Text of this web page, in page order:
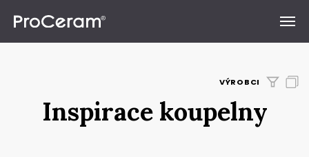
Inspirace koupelny
VÝROBCI